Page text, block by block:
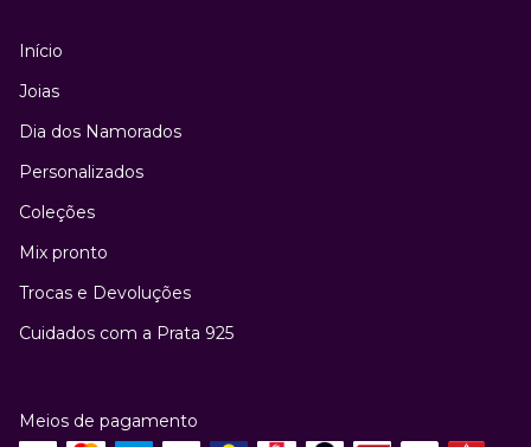
Início
Joias
Dia dos Namorados
Personalizados
Coleções
Mix pronto
Trocas e Devoluções
Cuidados com a Prata 925
Meios de pagamento